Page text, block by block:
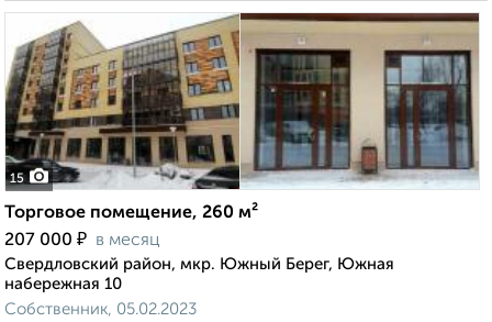
15
Торговое помещение, 260 м²
207 000 ₽ в месяц
Свердловский район, мкр. Южный Берег, Южная
набережная 10
Собственник, 05.02.2023